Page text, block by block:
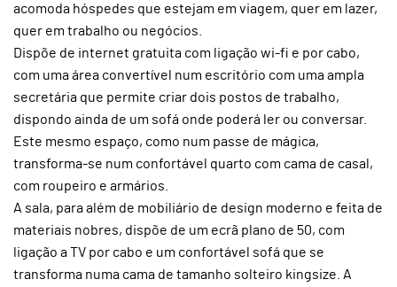
acomoda hóspedes que estejam em viagem, quer em lazer,
quer em trabalho ou negócios.
Dispõe de internet gratuita com ligação wi-fi e por cabo,
com uma área convertível num escritório com uma ampla
secretária que permite criar dois postos de trabalho,
dispondo ainda de um sofá onde poderá ler ou conversar.
Este mesmo espaço, como num passe de mágica,
transforma-se num confortável quarto com cama de casal,
com roupeiro e armários.
A sala, para além de mobiliário de design moderno e feita de
materiais nobres, dispõe de um ecrã plano de 50, com
ligação a TV por cabo e um confortável sofá que se
transforma numa cama de tamanho solteiro kingsize. A